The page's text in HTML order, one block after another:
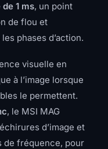
1 ms, un point
de flou et
phases d’action.
visuelle en
à l’image lorsque
le permettent.
, le MSI MAG
d’image et
de fréquence, pour